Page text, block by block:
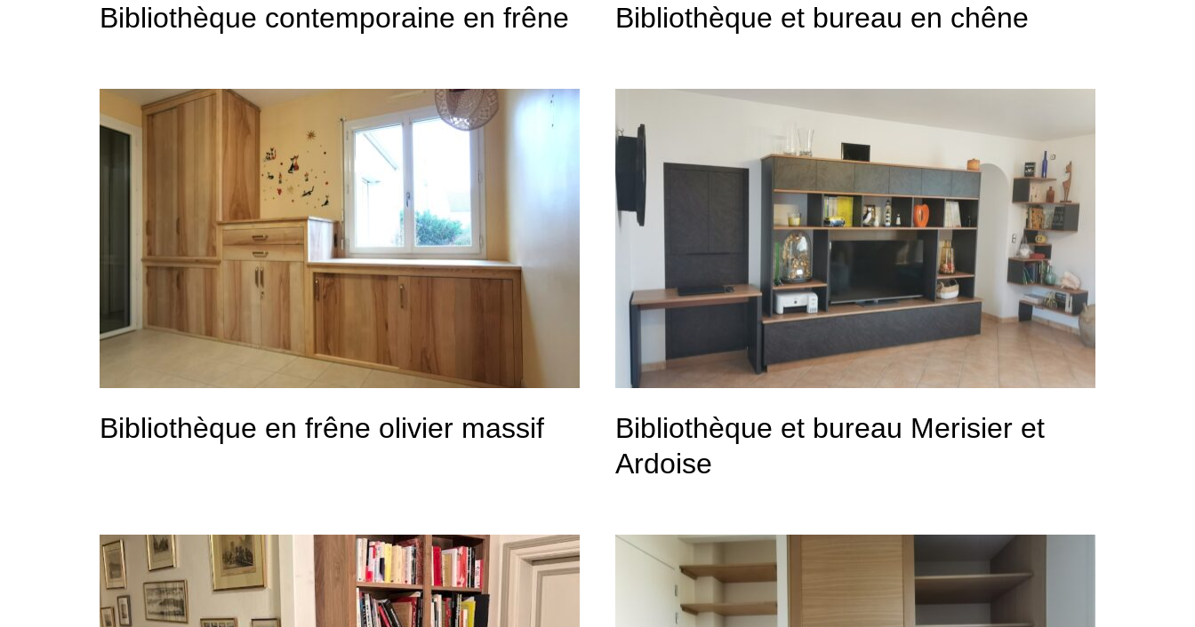
Bibliothèque contemporaine en frêne Bibliothèque et bureau en chêne
Bibliothèque en frêne olivier massif
Bibliothèque et bureau Merisier et
Ardoise